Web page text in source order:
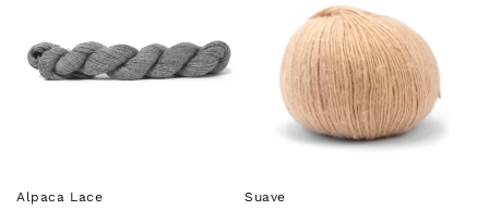
Alpaca Lace Suave